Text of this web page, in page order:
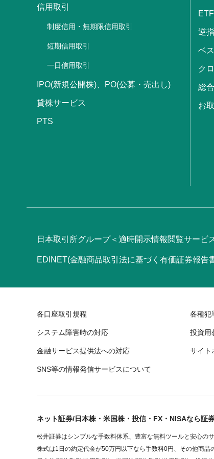
信用取引
制度信用・無期限信用取引
短期信用取引
一日信用取引
IPO(新規公開株)、PO(公募・売出し)
貸株サービス
PTS
逆
ベ
ク
総
お
日本取引所グループ＜適時開示情報閲覧サービ
EDINET(金融商品取引法に基づく有価証券報
各口座取引規程 各種犯
システム障害時の対応 投資用
金融サービス提供法への対応 サイト
SNS等の情報発信サービスについて
ネット証券/日本株・米国株・投信・FX・NISAなら証
松井証券はシンプルな手数料体系、豊富な無料ツールと安心の
株式は1日の約定代金が50万円以下なら手数料0円、その他商品